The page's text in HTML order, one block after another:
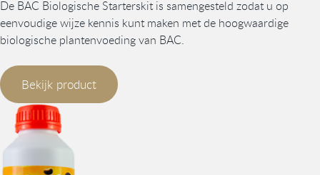
De BAC Biologische Starterskit is samengesteld zodat u op
eenvoudige wijze kennis kunt maken met de hoogwaardige
biologische plantenvoeding van BAC.
Bekijk product